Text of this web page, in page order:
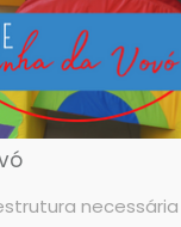
necessária